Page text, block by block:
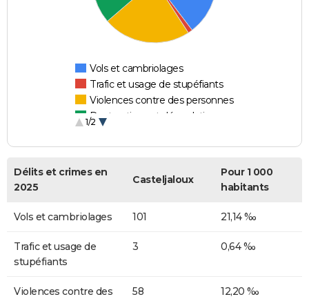
Vols et cambriolages
Trafic et usage de stupéfiants
Violences contre des personnes
Destructions et dégradations
1/2
Délits et crimes en
2025
Casteljaloux
Pour 1 000
habitants
Vols et cambriolages 101 21,14 ‰
Trafic et usage de
stupéfiants
3 0,64 ‰
Violences contre des
58 12,20 ‰